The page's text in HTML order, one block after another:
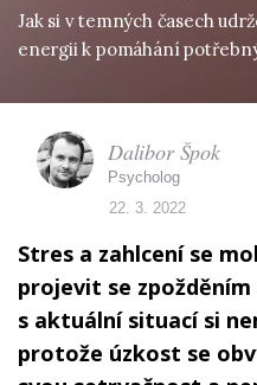
Jak si v temných časech
energii k pomáhání
Stres a zahlcení se
projevit se
s aktuální situací si
protože úzkost se
Dalibor Špok
Psycholog
22. 3. 2022